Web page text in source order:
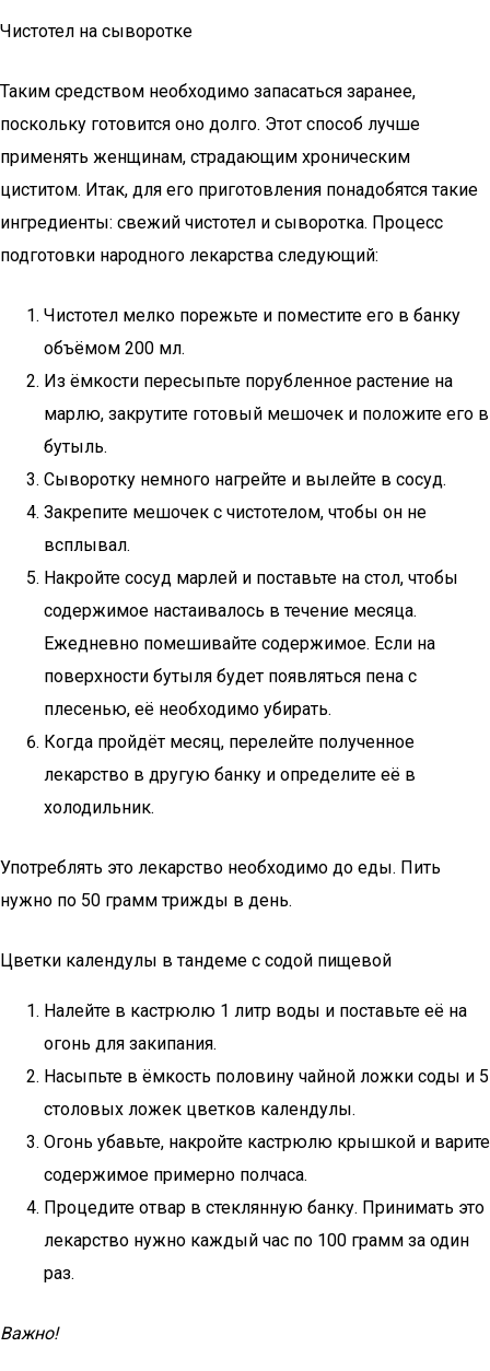
Чистотел на сыворотке
Таким средством необходимо запасаться заранее,
поскольку готовится оно долго. Этот способ лучше
применять женщинам, страдающим хроническим
циститом. Итак, для его приготовления понадобятся такие
ингредиенты: свежий чистотел и сыворотка. Процесс
подготовки народного лекарства следующий:
Чистотел мелко порежьте и поместите его в банку
объёмом 200 мл.
Из ёмкости пересыпьте порубленное растение на
марлю, закрутите готовый мешочек и положите его в
бутыль.
Сыворотку немного нагрейте и вылейте в сосуд.
Закрепите мешочек с чистотелом, чтобы он не
всплывал.
Накройте сосуд марлей и поставьте на стол, чтобы
содержимое настаивалось в течение месяца.
Ежедневно помешивайте содержимое. Если на
поверхности бутыля будет появляться пена с
плесенью, её необходимо убирать.
Когда пройдёт месяц, перелейте полученное
лекарство в другую банку и определите её в
холодильник.
Употреблять это лекарство необходимо до еды. Пить
нужно по 50 грамм трижды в день.
Цветки календулы в тандеме с содой пищевой
Налейте в кастрюлю 1 литр воды и поставьте её на
огонь для закипания.
Насыпьте в ёмкость половину чайной ложки соды и 5
столовых ложек цветков календулы.
Огонь убавьте, накройте кастрюлю крышкой и варите
содержимое примерно полчаса.
Процедите отвар в стеклянную банку. Принимать это
лекарство нужно каждый час по 100 грамм за один
раз.
Важно!